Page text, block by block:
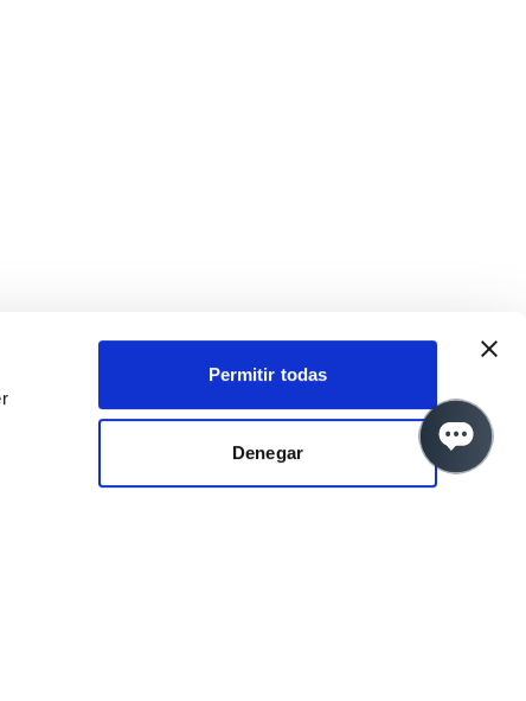
Denegar